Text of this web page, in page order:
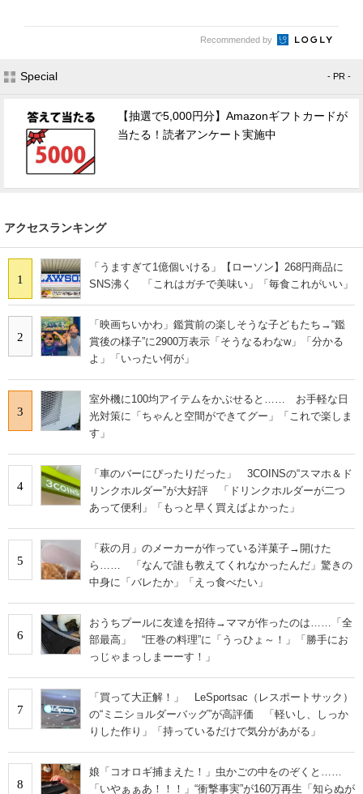
Recommended by
Special - PR -
【抽選で5,000円分】Amazonギフトカードが
当たる！読者アンケート実施中
アクセスランキング
1
「うますぎて1億個いける」【ローソン】268円商品に
SNS沸く 「これはガチで美味い」「毎食これがいい」
2
「映画ちいかわ」鑑賞前の楽しそうな子どもたち→“鑑
賞後の様子”に2900万表示「そうなるわなw」「分かる
よ」「いったい何が」
3
室外機に100均アイテムをかぶせると…… お手軽な日
光対策に「ちゃんと空間ができてグー」「これで楽しま
す」
4
「車のバーにぴったりだった」 3COINSの“スマホ＆ド
リンクホルダー”が大好評 「ドリンクホルダーが二つ
あって便利」「もっと早く買えばよかった」
5
「萩の月」のメーカーが作っている洋菓子→開けた
ら…… 「なんで誰も教えてくれなかったんだ」驚きの
中身に「バレたか」「えっ食べたい」
6
おうちプールに友達を招待→ママが作ったのは……「全
部最高」 “圧巻の料理”に「うっひょ～！」「勝手にお
っじゃまっしまーーす！」
7
「買って大正解！」 LeSportsac（レスポートサック）
の“ミニショルダーバッグ”が高評価 「軽いし、しっか
りした作り」「持っているだけで気分があがる」
8
娘「コオロギ捕まえた！」虫かごの中をのぞくと……
「いやぁぁあ！！！」“衝撃事実”が160万再生「知らぬが